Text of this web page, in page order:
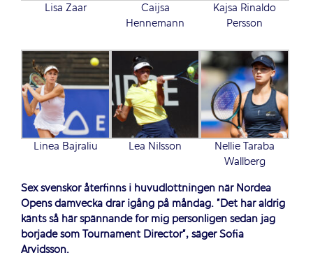
Lisa Zaar
Caijsa
Hennemann
Kajsa Rinaldo
Persson
Linea Bajraliu Lea Nilsson
Nellie Taraba
Wallberg
Sex svenskor återfinns i huvudlottningen när Nordea
Opens damvecka drar igång på måndag. ”Det har aldrig
känts så här spännande för mig personligen sedan jag
började som Tournament Director”, säger Sofia
Arvidsson.